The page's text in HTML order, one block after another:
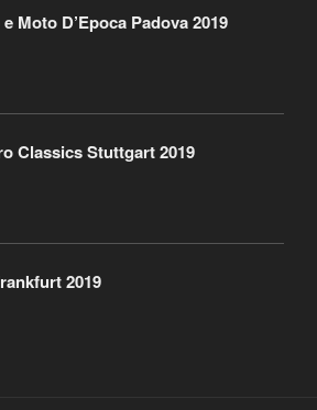
Moto D’Epoca Padova 2019
Classics Stuttgart 2019
2019